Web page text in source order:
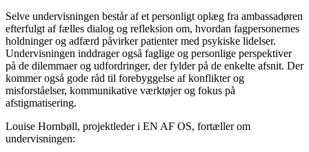
Selve undervisningen består af et personligt oplæg fra ambassadøren
efterfulgt af fælles dialog og refleksion om, hvordan fagpersonernes
holdninger og adfærd påvirker patienter med psykiske lidelser.
Undervisningen inddrager også faglige og personlige perspektiver
på de dilemmaer og udfordringer, der fylder på de enkelte afsnit. Der
kommer også gode råd til forebyggelse af konflikter og
misforståelser, kommunikative værktøjer og fokus på
afstigmatisering.
Louise Hornbøll, projektleder i EN AF OS, fortæller om
undervisningen: